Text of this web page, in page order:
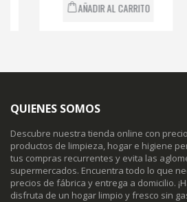
AÑADIR AL CARRITO
QUIENES SOMOS
Descubre nuestra tienda online con
productos de limpieza, hogar e higiene
tus compras recurrentes y evita las
supermercados. Encuentra todo lo que
precios de fábrica y entrega a domicilio.
disfruta de un hogar limpio y fresco sin